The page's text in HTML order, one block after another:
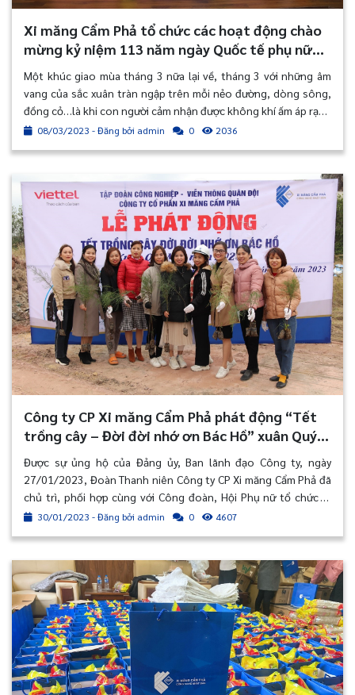
Xi măng Cẩm Phả tổ chức các hoạt động chào
mừng kỷ niệm 113 năm ngày Quốc tế phụ nữ
8/3
Một khúc giao mùa tháng 3 nữa lại về, tháng 3 với những âm
vang của sắc xuân tràn ngập trên mỗi nẻo đường, dòng sông,
đồng cỏ…là khi con người cảm nhận được không khí ấm áp rạng
rỡ của đất trời. Cũng là thời điểm chúng ta hân hoan chào đón
càng thêm tự hào ngợi ca, tôn vinh họ.
08/03/2023 - Đăng bởi admin 0 2036
Công ty CP Xi măng Cẩm Phả phát động “Tết
trồng cây – Đời đời nhớ ơn Bác Hồ” xuân Quý
Mão năm 2023
Được sự ủng hộ của Đảng ủy, Ban lãnh đạo Công ty, ngày
27/01/2023, Đoàn Thanh niên Công ty CP Xi măng Cẩm Phả đã
chủ trì, phối hợp cùng với Công đoàn, Hội Phụ nữ tổ chức lễ
phát động “Tết trồng cây – Đời đời nhớ ơn Bác Hồ” xuân Quý
30/01/2023 - Đăng bởi admin 0 4607